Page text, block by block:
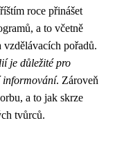
roce přinášet
a to včetně
pořadů.
je důležité pro
informování. Zároveň
a to jak skrze
tvůrců.